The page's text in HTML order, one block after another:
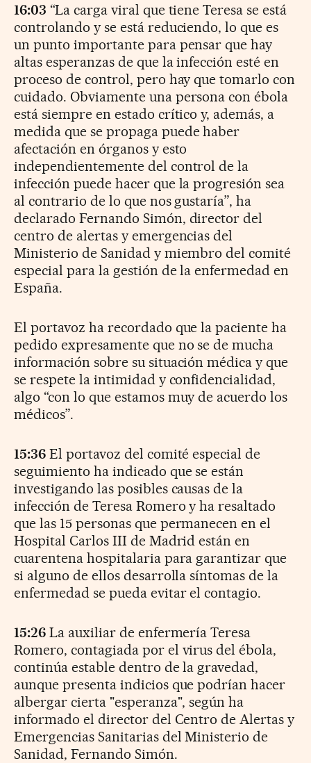
16:03 “La carga viral que tiene Teresa se está
controlando y se está reduciendo, lo que es
un punto importante para pensar que hay
altas esperanzas de que la infección esté en
proceso de control, pero hay que tomarlo con
cuidado. Obviamente una persona con ébola
está siempre en estado crítico y, además, a
medida que se propaga puede haber
afectación en órganos y esto
independientemente del control de la
infección puede hacer que la progresión sea
al contrario de lo que nos gustaría”, ha
declarado Fernando Simón, director del
centro de alertas y emergencias del
Ministerio de Sanidad y miembro del comité
especial para la gestión de la enfermedad en
España.
El portavoz ha recordado que la paciente ha
pedido expresamente que no se de mucha
información sobre su situación médica y que
se respete la intimidad y confidencialidad,
algo “con lo que estamos muy de acuerdo los
médicos”.
15:36El portavoz del comité especial de
seguimiento ha indicado que se están
investigando las posibles causas de la
infección de Teresa Romero y ha resaltado
que las 15 personas que permanecen en el
Hospital Carlos III de Madrid están en
cuarentena hospitalaria para garantizar que
si alguno de ellos desarrolla síntomas de la
enfermedad se pueda evitar el contagio.
15:26La auxiliar de enfermería Teresa
Romero, contagiada por el virus del ébola,
continúa estable dentro de la gravedad,
aunque presenta indicios que podrían hacer
albergar cierta "esperanza", según ha
informado el director del Centro de Alertas y
Emergencias Sanitarias del Ministerio de
Sanidad, Fernando Simón.